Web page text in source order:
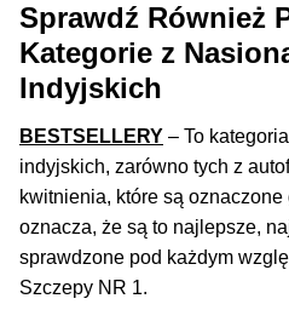
Odporne Odmiany
Medyczne Odmiany
Regularne
Przewaga Indica
Przewaga Sativa
Sprawdź Również
Kategorie z
Indyjskich
BESTSELLERY – To
indyjskich, zarówno tych z
kwitnienia, które są
oznacza, że są to najlepsze,
sprawdzone pod każdym
Szczepy NR 1.